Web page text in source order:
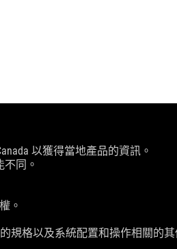
以獲得當地產品的資訊。
同。
。
規格以及系統配置和操作相關的